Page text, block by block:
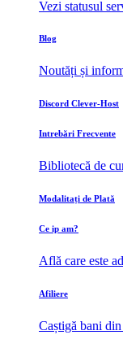
Vezi statusul
Blog
Noutăți și
Discord Clever-Host
Intrebări Frecvente
Bibliotecă de
Modalitați de Plată
Ce ip am?
Află care este
Afiliere
Caștigă bani